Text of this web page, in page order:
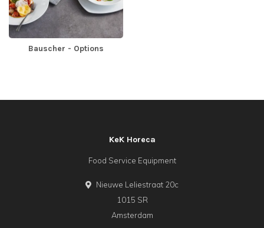
Bauscher - Options
KeK Horeca
Food Service Equipment
Nieuwe Leliestraat 20c
1015 SR
Amsterdam